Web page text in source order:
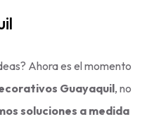
Ahora es el momento
Guayaquil, no
soluciones a medida